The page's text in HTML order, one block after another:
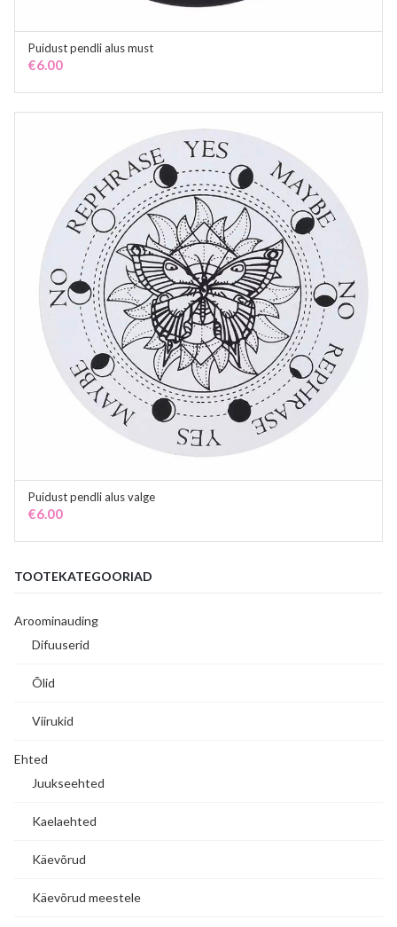
Puidust pendli alus must
€6.00
Puidust pendli alus valge
€6.00
TOOTEKATEGOORIAD
Aroominauding
Difuuserid
Õlid
Viirukid
Ehted
Juukseehted
Kaelaehted
Käevõrud
Käevõrud meestele